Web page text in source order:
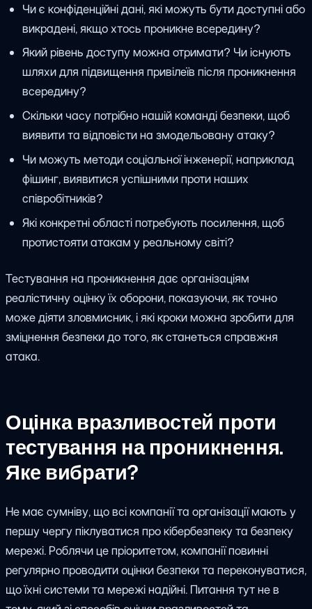
Чи є конфіденційні дані, які можуть бути доступні або
викрадені, якщо хтось проникне всередину?
Який рівень доступу можна отримати? Чи існують
шляхи для підвищення привілеїв після проникнення
всередину?
Скільки часу потрібно нашій команді безпеки, щоб
виявити та відповісти на змодельовану атаку?
Чи можуть методи соціальної інженерії, наприклад
фішинг, виявитися успішними проти наших
співробітників?
Які конкретні області потребують посилення, щоб
протистояти атакам у реальному світі?
Тестування на проникнення дає організаціям
реалістичну оцінку їх оборони, показуючи, як точно
може діяти зловмисник, і які кроки можна зробити для
зміцнення безпеки до того, як станеться справжня
атака.
Оцінка вразливостей проти
тестування на проникнення.
Яке вибрати?
Не має сумніву, що всі компанії та організації мають у
першу чергу піклуватися про кібербезпеку та безпеку
мережі. Роблячи це пріоритетом, компанії повинні
регулярно проводити оцінки безпеки та переконуватися,
що їхні системи та мережі надійні. Питання тут не в